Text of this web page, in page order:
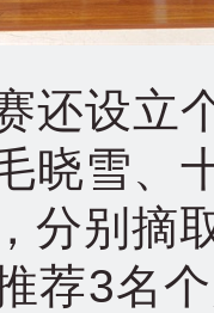
设立个
晓雪、
分别摘
荐3名